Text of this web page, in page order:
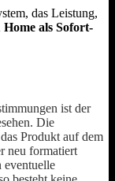
das Leistung,
als Sofort-
ist der
Die
Produkt auf dem
neu formatiert
eventuelle